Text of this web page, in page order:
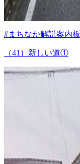
#まちなか解説案内板
（41）新しい道①